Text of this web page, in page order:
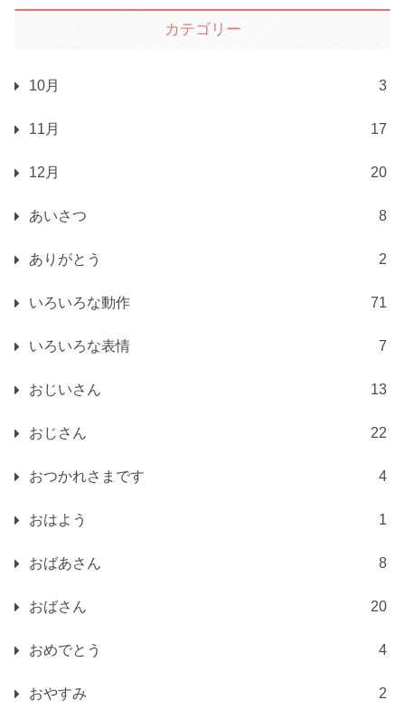
カテゴリー
10月 3
11月 17
12月 20
あいさつ 8
ありがとう 2
いろいろな動作 71
いろいろな表情 7
おじいさん 13
おじさん 22
おつかれさまです 4
おはよう 1
おばあさん 8
おばさん 20
おめでとう 4
おやすみ 2